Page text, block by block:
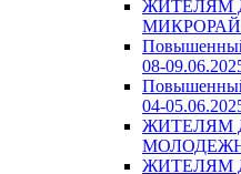
ЖИТЕЛЯМ
08-
04-
ЖИТЕЛЯМ
ЖИТЕЛЯМ